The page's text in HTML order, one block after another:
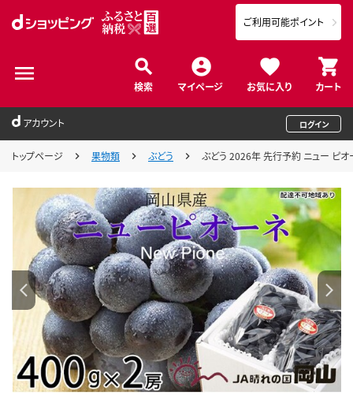
検索 マイページ お気に入り カート
ご利用可能ポイント
アカウント ログイン
トップページ 果物類 ぶどう ぶどう 2026年 先行予約 ニュー ピ